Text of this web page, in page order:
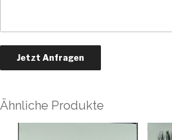
Ähnliche Produkte